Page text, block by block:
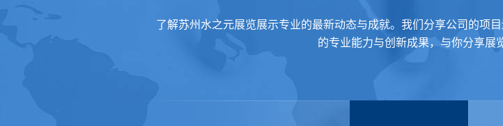
了解苏州水之元展览展示专业的最新动态与成就。我们分享公司的项
的专业能力与创新成果，与你分享展